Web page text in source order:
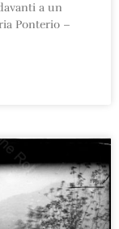
a un
Ponterio –